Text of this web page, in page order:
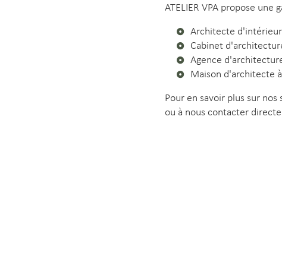
ATELIER VPA propose
Architecte
Cabinet
Agence
Maison d'architecte
Pour en savoir plus sur
ou à nous contacter